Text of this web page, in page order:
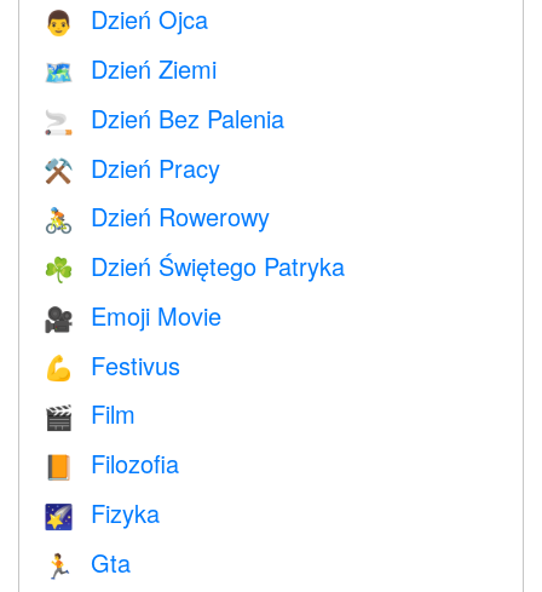
👨 Dzień Ojca
🗺️ Dzień Ziemi
🚬 Dzień Bez Palenia
⚒️ Dzień Pracy
🚴 Dzień Rowerowy
☘️ Dzień Świętego Patryka
🎥 Emoji Movie
💪 Festivus
🎬 Film
📙 Filozofia
🌠 Fizyka
🏃 Gta